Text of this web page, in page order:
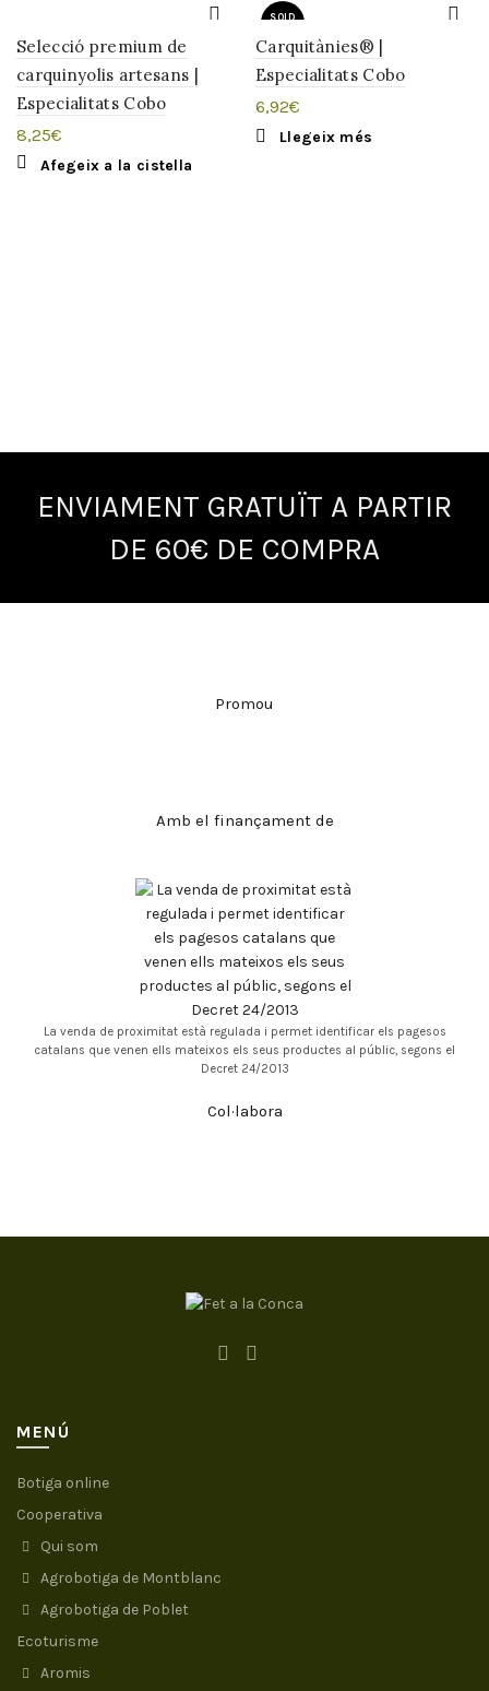
Selecció premium de
carquinyolis artesans |
Especialitats Cobo
8,25€
Afegeix a la cistella
SOLD
Carquitànies® |
Especialitats Cobo
6,92€
Llegeix més
ENVIAMENT GRATUÏT A PARTIR
DE 60€ DE COMPRA
Promou
Amb el finançament de
La venda de proximitat està regulada i permet identificar els pagesos
catalans que venen ells mateixos els seus productes al públic, segons el
Decret 24/2013
Col·labora
MENÚ
Botiga online
Cooperativa
Qui som
Agrobotiga de Montblanc
Agrobotiga de Poblet
Ecoturisme
Aromis